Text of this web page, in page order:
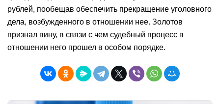
рублей, пообещав обеспечить прекращение уголовного
дела, возбужденного в отношении нее. Золотов
признал вину, в связи с чем судебный процесс в
отношении него прошел в особом порядке.